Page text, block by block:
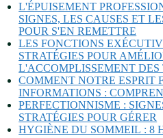
L'ÉPUISEMENT
SIGNES, LES CAUSES ET
POUR S'EN REMETTRE
LES FONCTIONS
STRATÉGIES POUR
L'ACCOMPLISSEMENT
COMMENT NOTRE ESPRIT
INFORMATIONS :
PERFECTIONNISME :
STRATÉGIES POUR GÉRER
HYGIÈNE DU SOMMEIL : 8